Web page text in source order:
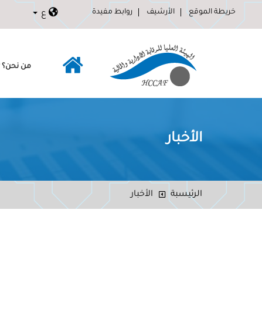
خريطة الموقع الأرشيف روابط مفيدة ع
من نحن؟
الأخبار
الرئيسبة الأخبار